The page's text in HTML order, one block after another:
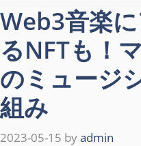
Web3音楽
るNFTも！
のミュージ
組み
2023-05-15 byadmin